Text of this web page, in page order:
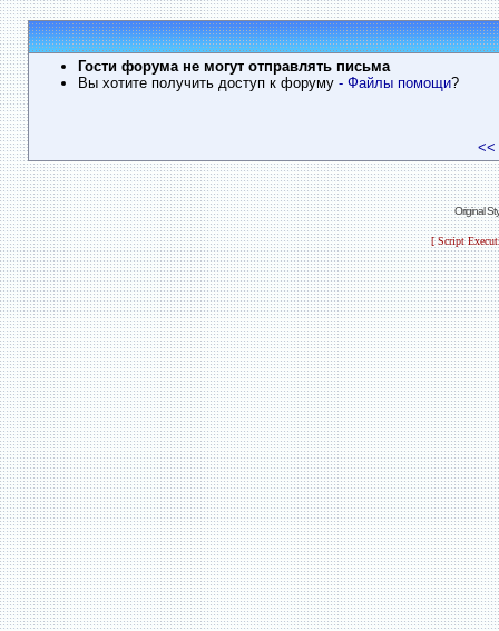
Гости форума не могут отправлять письма
Вы хотите получить доступ к форуму - Файлы помощи?
<<
Original
[ Script